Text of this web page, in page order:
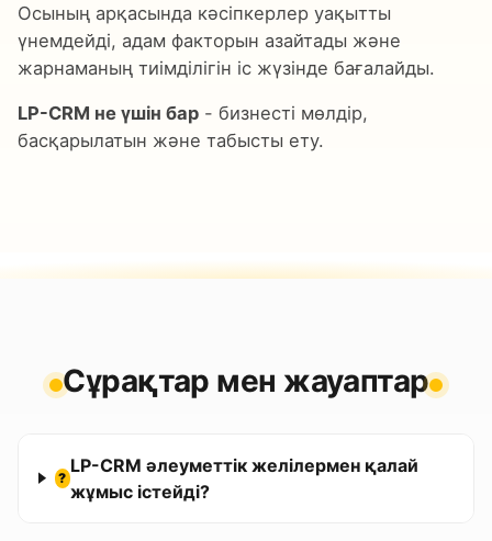
Осының арқасында кәсіпкерлер уақытты
үнемдейді, адам факторын азайтады және
жарнаманың тиімділігін іс жүзінде бағалайды.
LP-CRM не үшін бар - бизнесті мөлдір,
басқарылатын және табысты ету.
Сұрақтар мен жауаптар
?
LP-CRM әлеуметтік желілермен қалай
жұмыс істейді?